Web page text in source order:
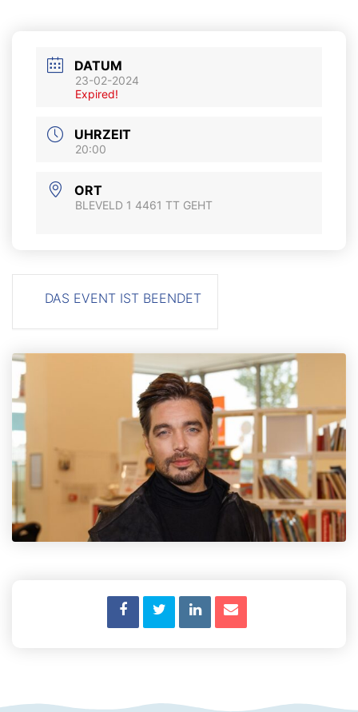
DATUM
23-02-2024
Expired!
UHRZEIT
20:00
ORT
BLEVELD 1 4461 TT GEHT
DAS EVENT IST BEENDET